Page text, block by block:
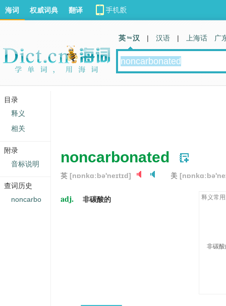
noncarbonated
英 [nɒnkɑːbə'neɪtɪd] 美
adj. 非碳酸的 释义常
非碳
海词 权威词典 翻译
英 汉 | 汉语 | 上海话 广
目录
释义
相关
附录
音标说明
查词历史
noncarbo